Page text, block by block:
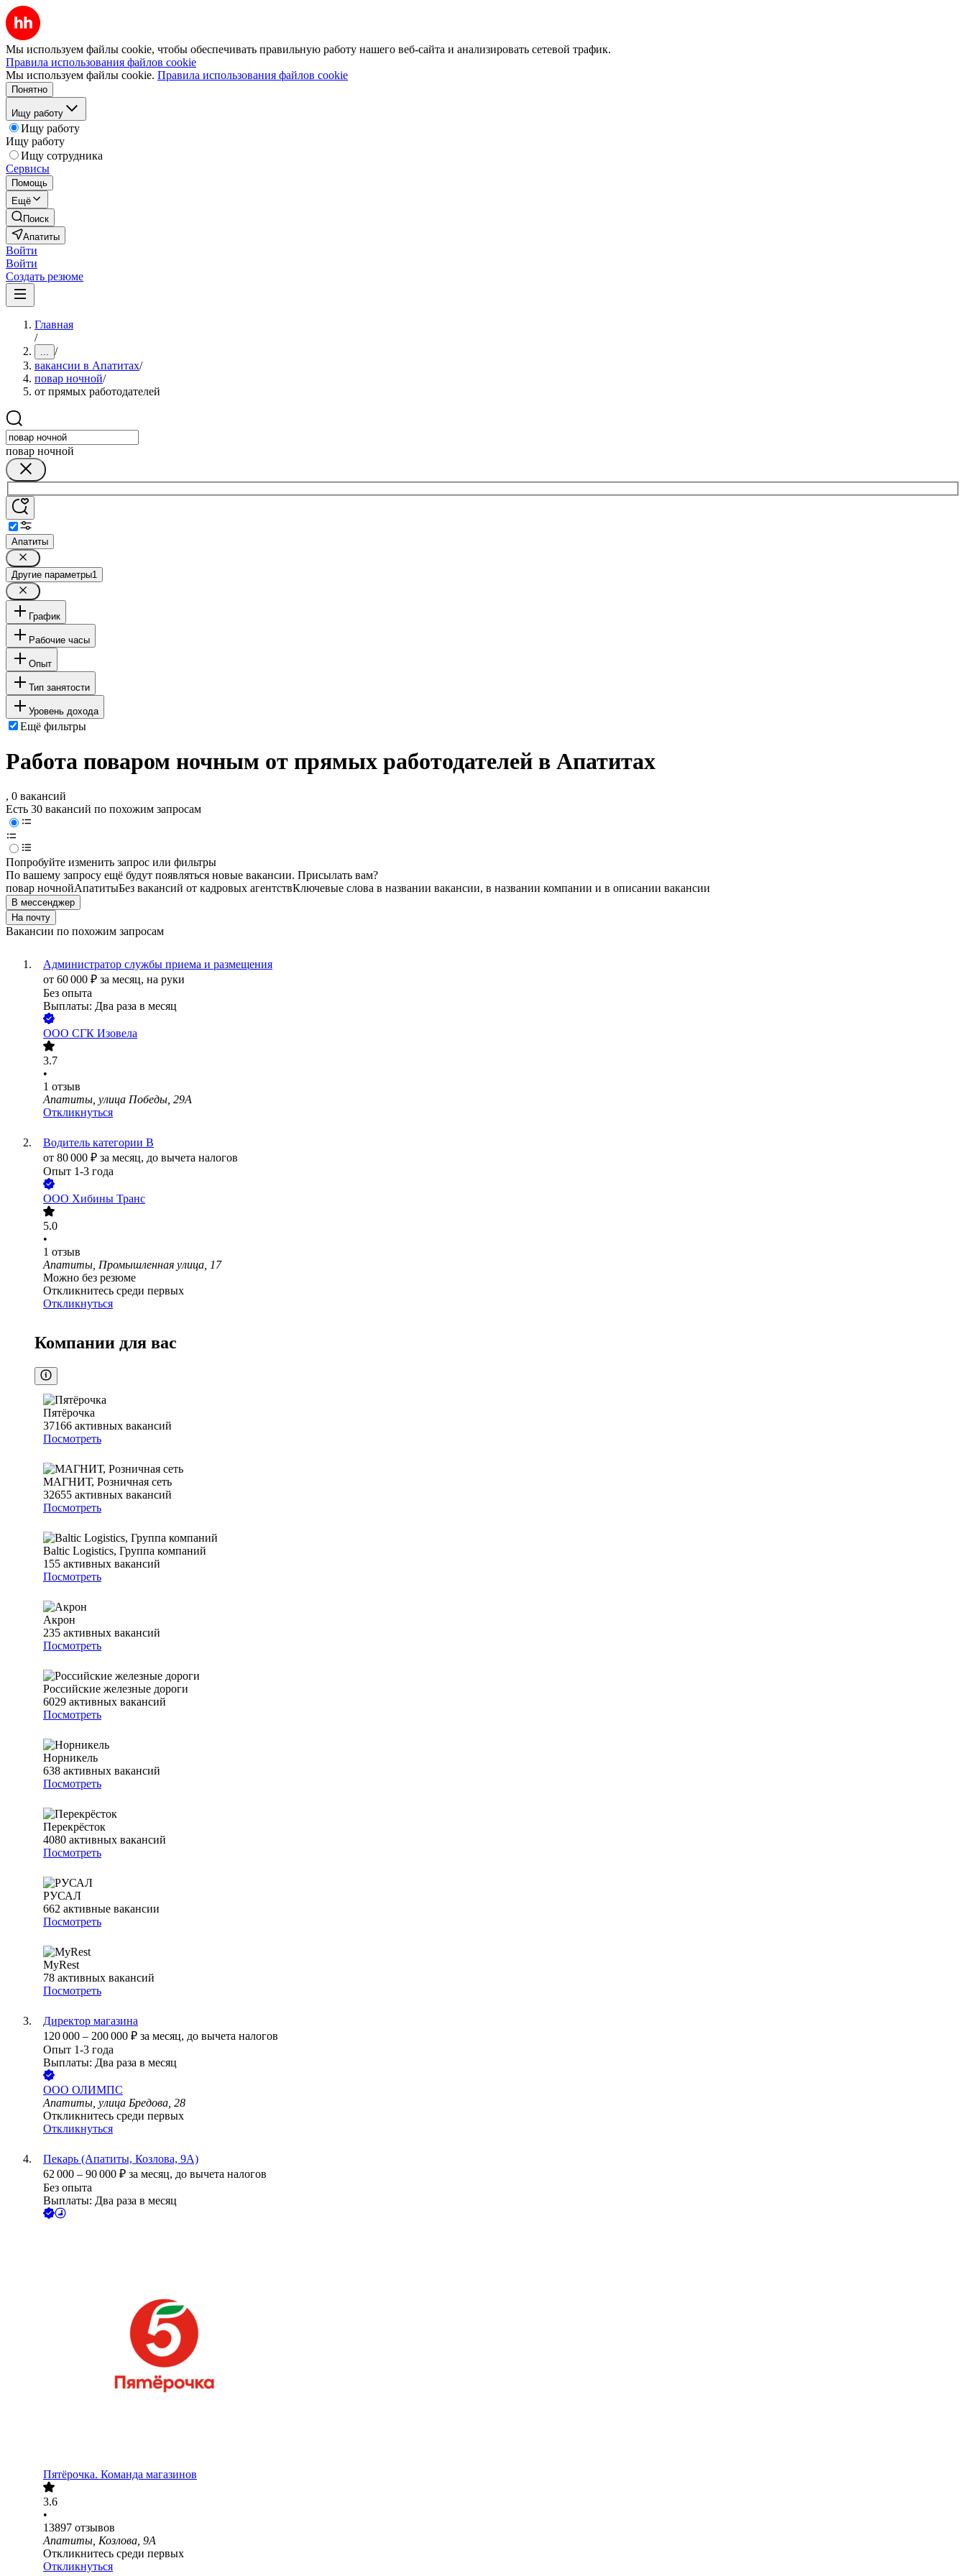
Мы используем файлы cookie, чтобы обеспечивать правильную работу нашего веб-сайта и анализировать сетевой трафик.
Правила использования файлов cookie
Мы используем файлы cookie. Правила использования файлов cookie
Понятно
Ищу работу
Ищу работу
Ищу работу
Ищу сотрудника
Сервисы
Помощь
Ещё
Поиск
Апатиты
Войти
Войти
Создать резюме
Главная
/
... /
вакансии в Апатитах/
повар ночной/
от прямых работодателей
повар ночной
Апатиты
Другие параметры1
График
Рабочие часы
Опыт
Тип занятости
Уровень дохода
Ещё фильтры
Работа поваром ночным от прямых работодателей в Апатитах
, 0 вакансий
Есть 30 вакансий по похожим запросам
Попробуйте изменить запрос или фильтры
По вашему запросу ещё будут появляться новые вакансии. Присылать вам?
повар ночнойАпатитыБез вакансий от кадровых агентствКлючевые слова в названии вакансии, в названии компании и в описании вакансии
В мессенджер
На почту
Вакансии по похожим запросам
Администратор службы приема и размещения
от 60 000 ₽ за месяц, на руки
Без опыта
Выплаты: Два раза в месяц
ООО СГК Изовела
3.7
•
1 отзыв
Апатиты, улица Победы, 29А
Откликнуться
Водитель категории В
от 80 000 ₽ за месяц, до вычета налогов
Опыт 1-3 года
ООО Хибины Транс
5.0
•
1 отзыв
Апатиты, Промышленная улица, 17
Можно без резюме
Откликнитесь среди первых
Откликнуться
Компании для вас
Пятёрочка
37166 активных вакансий
Посмотреть
МАГНИТ, Розничная сеть
32655 активных вакансий
Посмотреть
Baltic Logistics, Группа компаний
155 активных вакансий
Посмотреть
Акрон
235 активных вакансий
Посмотреть
Российские железные дороги
6029 активных вакансий
Посмотреть
Норникель
638 активных вакансий
Посмотреть
Перекрёсток
4080 активных вакансий
Посмотреть
РУСАЛ
662 активные вакансии
Посмотреть
MyRest
78 активных вакансий
Посмотреть
Директор магазина
120 000 – 200 000 ₽ за месяц, до вычета налогов
Опыт 1-3 года
Выплаты: Два раза в месяц
ООО ОЛИМПС
Апатиты, улица Бредова, 28
Откликнитесь среди первых
Откликнуться
Пекарь (Апатиты, Козлова, 9А)
62 000 – 90 000 ₽ за месяц, до вычета налогов
Без опыта
Выплаты: Два раза в месяц
Пятёрочка. Команда магазинов
3.6
•
13897 отзывов
Апатиты, Козлова, 9А
Откликнитесь среди первых
Откликнуться